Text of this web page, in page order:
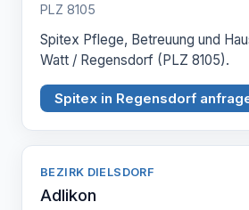
PLZ 8105
Spitex Pflege, Betreuung und
Watt / Regensdorf (PLZ 8105).
Spitex in Regensdorf
BEZIRK DIELSDORF
Adlikon